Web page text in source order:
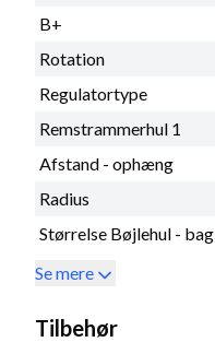
B+
Rotation
Regulatortype
Remstrammerhul 1
Afstand - ophæng
Radius
Størrelse Bøjlehul - bag
Se mere
Tilbehør